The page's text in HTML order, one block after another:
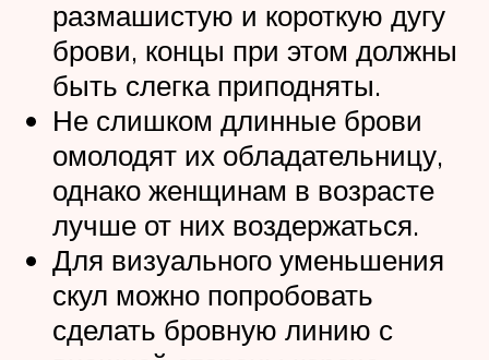
размашистую и короткую дугу
брови, концы при этом должны
быть слегка приподняты.
Не слишком длинные брови
омолодят их обладательницу,
однако женщинам в возрасте
лучше от них воздержаться.
Для визуального уменьшения
скул можно попробовать
сделать бровную линию с